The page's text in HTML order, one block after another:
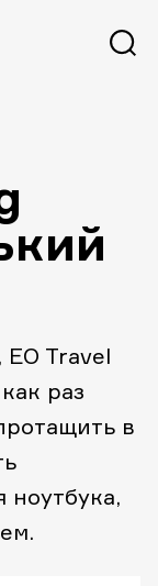
Travel
раз
в
ноутбука,